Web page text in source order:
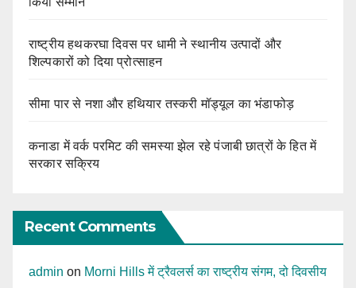
राष्ट्रीय हथकरघा दिवस पर धामी ने स्थानीय उत्पादों और
शिल्पकारों को दिया प्रोत्साहन
सीमा पार से नशा और हथियार तस्करी मॉड्यूल का भंडाफोड़
कनाडा में वर्क परमिट की समस्या झेल रहे पंजाबी छात्रों के हित में
सरकार सक्रिय
Recent Comments
admin on Morni Hills में ट्रैवलर्स का राष्ट्रीय संगम, दो दिवसीय